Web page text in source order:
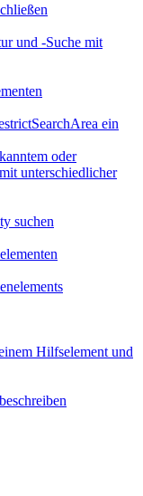
und -Suche mit
ein
oder
unterschiedlicher
suchen
Hilfselement und